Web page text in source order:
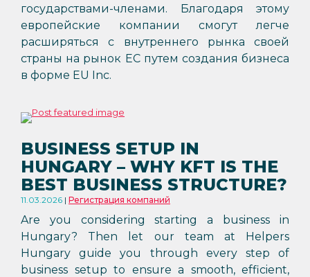
государствами-членами. Благодаря этому
европейские компании смогут легче
расширяться с внутреннего рынка своей
страны на рынок ЕС путем создания бизнеса
в форме EU Inc.
BUSINESS SETUP IN
HUNGARY – WHY KFT IS THE
BEST BUSINESS STRUCTURE?
11.03.2026 Регистрация компаний
Are you considering starting a business in
Hungary? Then let our team at Helpers
Hungary guide you through every step of
business setup to ensure a smooth, efficient,